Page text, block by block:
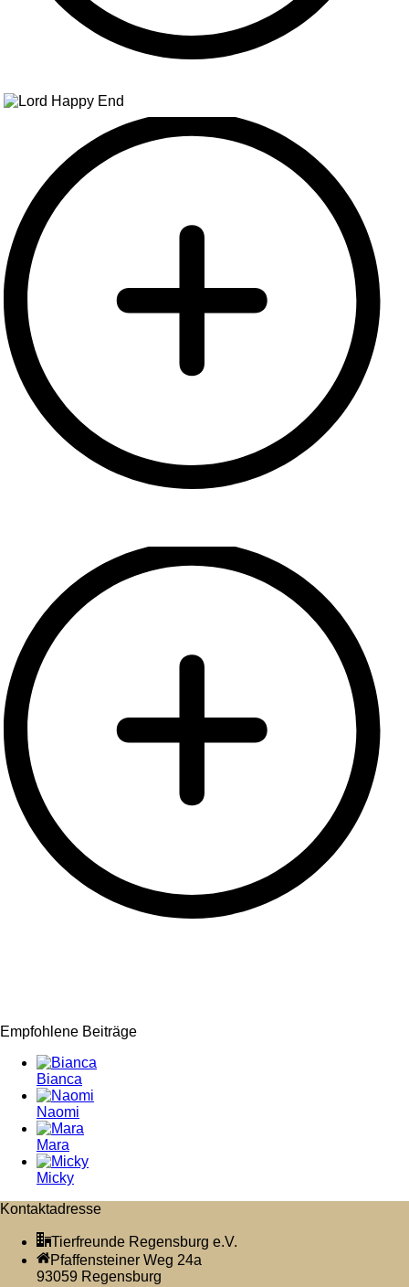
Empfohlene Beiträge
Bianca
Naomi
Mara
Micky
Kontaktadresse
Tierfreunde Regensburg e.V.
Pfaffensteiner Weg 24a
93059 Regensburg